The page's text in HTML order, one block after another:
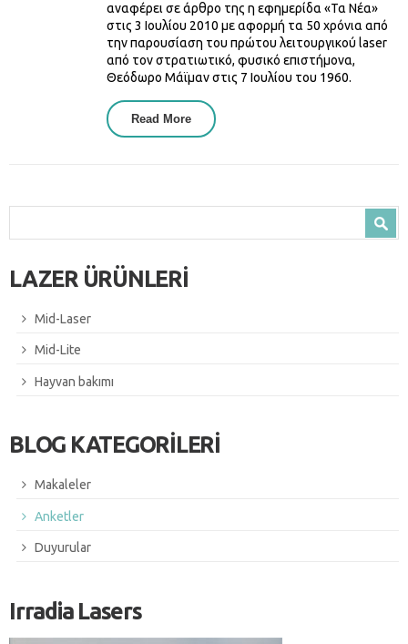
αναφέρει σε άρθρο της η εφημερίδα «Τα Νέα»
στις 3 Ιουλίου 2010 με αφορμή τα 50 χρόνια από
την παρουσίαση του πρώτου λειτουργικού laser
από τον στρατιωτικό, φυσικό επιστήμονα,
Θεόδωρο Μάϊμαν στις 7 Ιουλίου του 1960.
Read More About Δημοσιεύσεις Κλινικών
Μελετών Για Τη Θεραπεία Με Laser
LAZER ÜRÜNLERİ
Mid-Laser
Mid-Lite
Hayvan bakımı
BLOG KATEGORİLERİ
Makaleler
Anketler
Duyurular
Irradia Lasers